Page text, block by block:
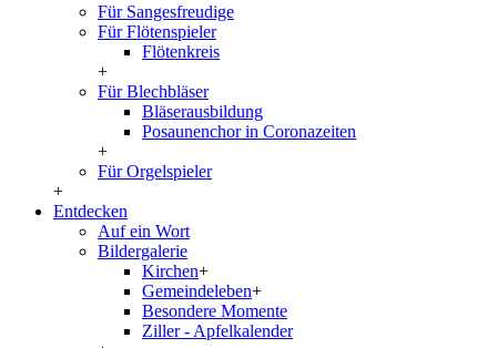
Für Sangesfreudige
Für Flötenspieler
Flötenkreis
+
Für Blechbläser
Bläserausbildung
Posaunenchor in Coronazeiten
+
Für Orgelspieler
+
Entdecken
Auf ein Wort
Bildergalerie
Kirchen+
Gemeindeleben+
Besondere Momente
Ziller - Apfelkalender